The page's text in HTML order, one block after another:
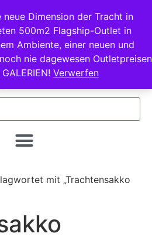
Dimension der Tracht in
500m2 Flagship-Outlet in
Ambiente, einer neuen und
nie dagewesen Outletpreisen
Verwerfen
mit „Trachtensakko